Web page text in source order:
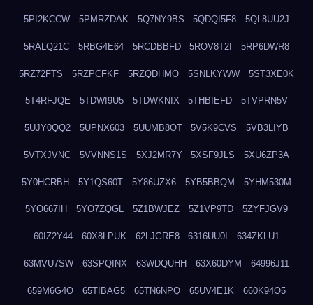
5PI2KCCW 5PMRZDAK 5Q7NY9BS 5QDQI5F8 5QL8UU2J
5RALQ21C 5RBG4E64 5RCDBBFD 5ROV8T2I 5RP6DWR8
5RZ72FTS 5RZPCFKF 5RZQDHMO 5SNLKYWW 5ST3XE0K
5T4RFJQE 5TDWI9U5 5TDWKNIX 5THBIEFD 5TVPRN5V
5UJY0QQ2 5UPNX603 5UUMB8OT 5V5K9CVS 5VB3LIYB
5VTXJVNC 5VVNNS1S 5XJ2MR7Y 5XSF9JLS 5XU6ZP3A
5Y0HCRBH 5Y1QS60T 5Y86UZX6 5YB5BBQM 5YHM530M
5YO667IH 5YO7ZQGL 5Z1BWJEZ 5Z1VP9TD 5ZYFJGV9
60IZ2Y44 60X8LPUK 62LJGRE8 6316UU0I 634ZKLU1
63MVU7SW 63SPQINX 63WDQUHH 63X60DYM 64996J11
659M6G4O 65TIBAG5 65TN6NPQ 65UV4E1K 660K94O5